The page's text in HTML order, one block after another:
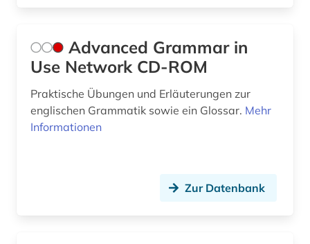
drama (24)
dramatikerin (1)
drehbuch (1)
druckindustrie (1)
Advanced Grammar in
Use Network CD-ROM
Praktische Übungen und Erläuterungen zur
englischen Grammatik sowie ein Glossar. Mehr
Informationen
Zur Datenbank